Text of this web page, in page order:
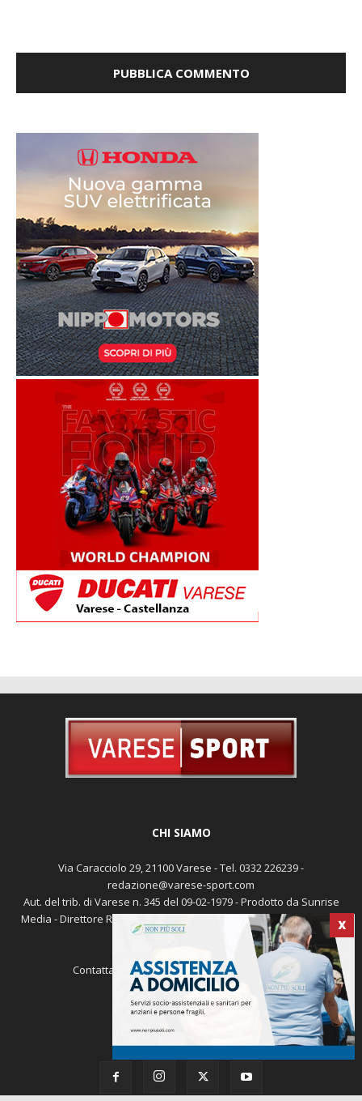
X
CHI SIAMO
Via Caracciolo 29, 21100 Varese - Tel. 0332 226239 -
redazione@varese-sport.com
Aut. del trib. di Varese n. 345 del 09-02-1979 - Prodotto da Sunrise
Media - Direttore Responsabile: Michele Marocco -Cookie policy
Pubblicità
Contattaci: redazione@varese-sport.com
SEGUICI